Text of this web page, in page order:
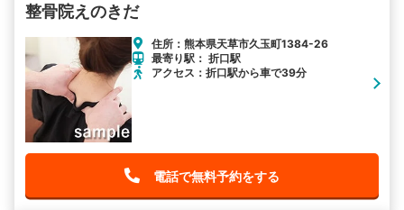
整骨院えのきだ
住所：熊本県天草市久玉町1384-26
最寄り駅： 折口駅
アクセス：折口駅から車で39分
電話で無料予約をする